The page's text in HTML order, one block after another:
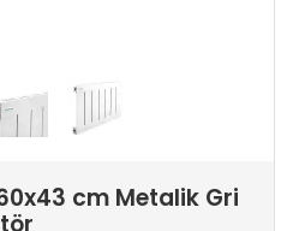
cm Metalik Gri